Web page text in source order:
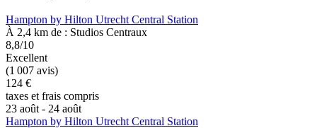
Hampton by Hilton Utrecht Central Station
À 2,4 km de : Studios Centraux
8,8/10
Excellent
(1 007 avis)
124 €
taxes et frais compris
23 août - 24 août
Hampton by Hilton Utrecht Central Station